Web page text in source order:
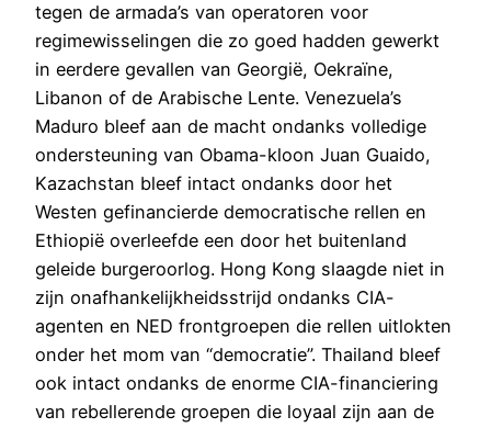
tegen de armada’s van operatoren voor
regimewisselingen die zo goed hadden gewerkt
in eerdere gevallen van Georgië, Oekraïne,
Libanon of de Arabische Lente. Venezuela’s
Maduro bleef aan de macht ondanks volledige
ondersteuning van Obama-kloon Juan Guaido,
Kazachstan bleef intact ondanks door het
Westen gefinancierde democratische rellen en
Ethiopië overleefde een door het buitenland
geleide burgeroorlog. Hong Kong slaagde niet in
zijn onafhankelijkheidsstrijd ondanks CIA-
agenten en NED frontgroepen die rellen uitlokten
onder het mom van “democratie”. Thailand bleef
ook intact ondanks de enorme CIA-financiering
van rebellerende groepen die loyaal zijn aan de